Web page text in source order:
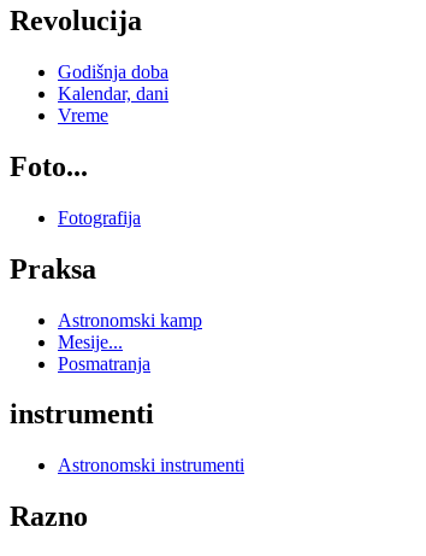
Revolucija
Godišnja doba
Kalendar, dani
Vreme
Foto...
Fotografija
Praksa
Astronomski kamp
Mesije...
Posmatranja
instrumenti
Astronomski instrumenti
Razno